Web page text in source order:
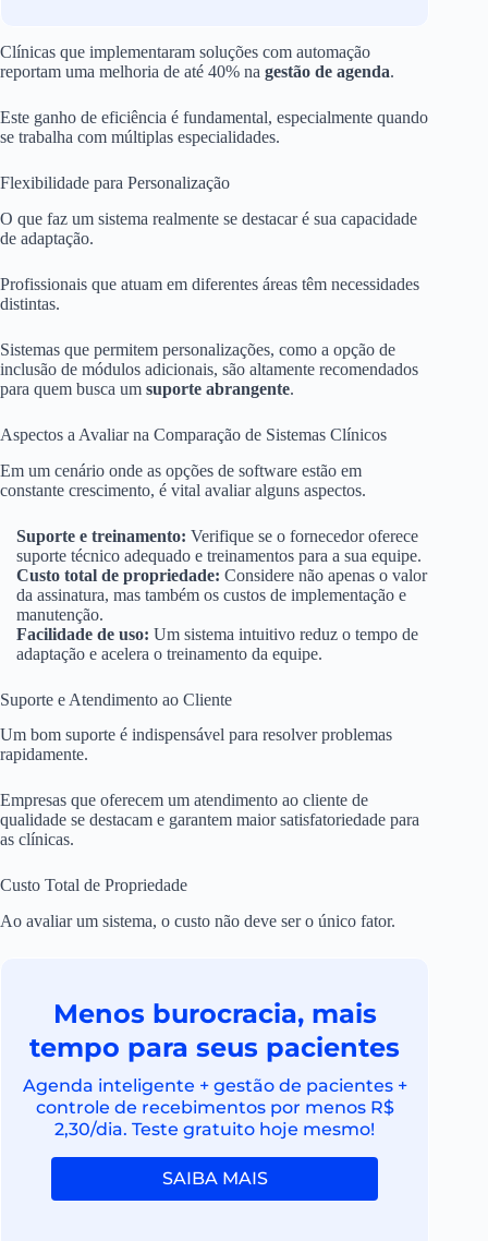
Clínicas que implementaram soluções com automação
reportam uma melhoria de até 40% na gestão de agenda.
Este ganho de eficiência é fundamental, especialmente quando
se trabalha com múltiplas especialidades.
Flexibilidade para Personalização
O que faz um sistema realmente se destacar é sua capacidade
de adaptação.
Profissionais que atuam em diferentes áreas têm necessidades
distintas.
Sistemas que permitem personalizações, como a opção de
inclusão de módulos adicionais, são altamente recomendados
para quem busca um suporte abrangente.
Aspectos a Avaliar na Comparação de Sistemas Clínicos
Em um cenário onde as opções de software estão em
constante crescimento, é vital avaliar alguns aspectos.
Suporte e treinamento: Verifique se o fornecedor oferece
suporte técnico adequado e treinamentos para a sua equipe.
Custo total de propriedade: Considere não apenas o valor
da assinatura, mas também os custos de implementação e
manutenção.
Facilidade de uso: Um sistema intuitivo reduz o tempo de
adaptação e acelera o treinamento da equipe.
Suporte e Atendimento ao Cliente
Um bom suporte é indispensável para resolver problemas
rapidamente.
Empresas que oferecem um atendimento ao cliente de
qualidade se destacam e garantem maior satisfatoriedade para
as clínicas.
Custo Total de Propriedade
Ao avaliar um sistema, o custo não deve ser o único fator.
Menos burocracia, mais
tempo para seus pacientes
Agenda inteligente + gestão de pacientes +
controle de recebimentos por menos R$
2,30/dia. Teste gratuito hoje mesmo!
SAIBA MAIS